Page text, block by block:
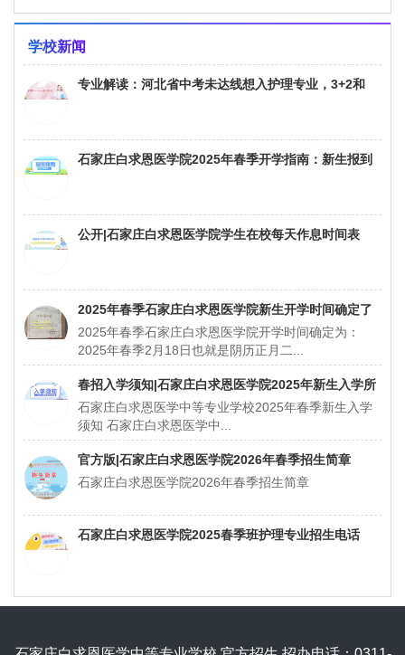
学校新闻
专业解读：河北省中考未达线想入护理专业，3+2和
石家庄白求恩医学院2025年春季开学指南：新生报到
公开|石家庄白求恩医学院学生在校每天作息时间表
2025年春季石家庄白求恩医学院新生开学时间确定了
2025年春季石家庄白求恩医学院开学时间确定为：
2025年春季2月18日也就是阴历正月二...
春招入学须知|石家庄白求恩医学院2025年新生入学所
带资料
石家庄白求恩医学中等专业学校2025年春季新生入学
须知 石家庄白求恩医学中...
官方版|石家庄白求恩医学院2026年春季招生简章
石家庄白求恩医学院2026年春季招生简章
石家庄白求恩医学院2025春季班护理专业招生电话